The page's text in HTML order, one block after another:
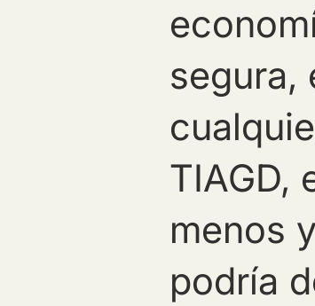
segura,
TIAGD,
menos
podría